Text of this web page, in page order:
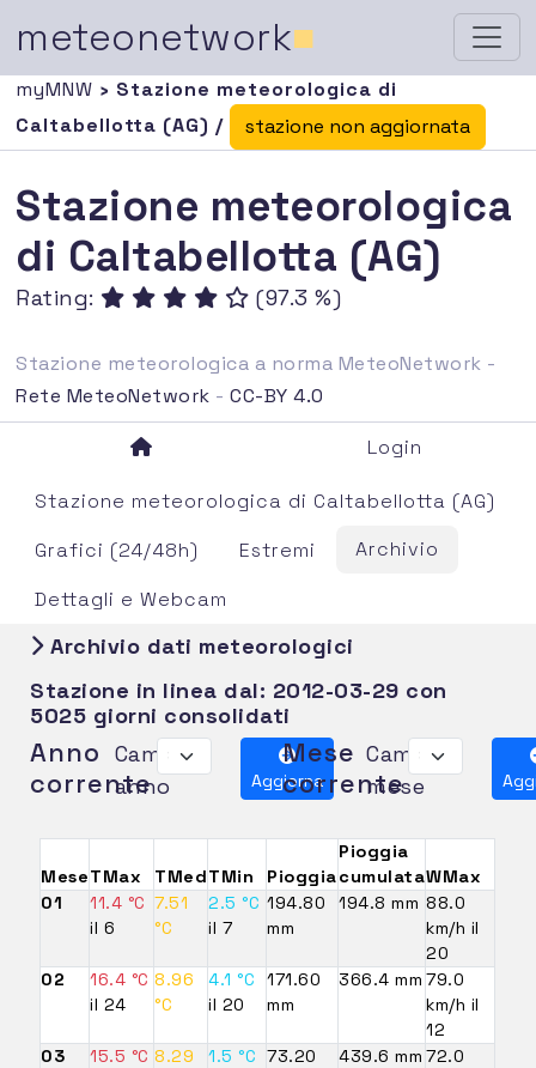
meteonetwork■
myMNW › Stazione meteorologica di
Caltabellotta (AG) /
stazione non aggiornata
Stazione meteorologica
di Caltabellotta (AG)
Rating: (97.3 %)
Stazione meteorologica a norma MeteoNetwork -
Rete MeteoNetwork -CC-BY 4.0
Login
Stazione meteorologica di Caltabellotta (AG)
Grafici (24/48h)
Estremi
Archivio
Dettagli e Webcam
Archivio dati meteorologici
Stazione in linea dal: 2012-03-29 con
5025 giorni consolidati
Anno
corrente
Cambia
anno
Aggiorna
Mese
corrente
Cambia
mese
MeseTMax TMedTMin Pioggia
Pioggia
cumulataWMax
01
11.4 °C
il 6
7.51
°C
2.5 °C
il 7
194.80
mm
194.8 mm 88.0
km/h il
20
02
16.4 °C
il 24
8.96
°C
4.1 °C
il 20
171.60
mm
366.4 mm 79.0
km/h il
12
03
15.5 °C 8.29
1.5 °C 73.20
439.6 mm 72.0